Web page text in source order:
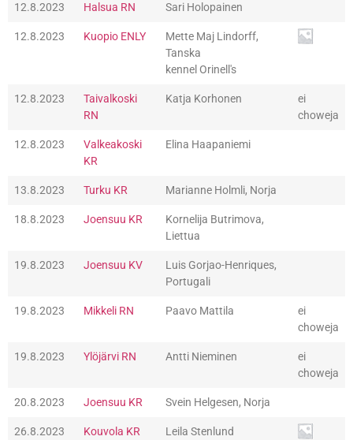
12.8.2023 Halsua RN Sari Holopainen
12.8.2023 Kuopio ENLY
Mette Maj Lindorff,
Tanska
kennel Orinell's
12.8.2023
Taivalkoski
RN
Katja Korhonen
ei
choweja
12.8.2023
Valkeakoski
KR
Elina Haapaniemi
13.8.2023 Turku KR Marianne Holmli, Norja
18.8.2023 Joensuu KR
Kornelija Butrimova,
Liettua
19.8.2023 Joensuu KV
Luis Gorjao-Henriques,
Portugali
19.8.2023 Mikkeli RN Paavo Mattila
ei
choweja
19.8.2023 Ylöjärvi RN Antti Nieminen
ei
choweja
20.8.2023 Joensuu KR Svein Helgesen, Norja
26.8.2023 Kouvola KR Leila Stenlund